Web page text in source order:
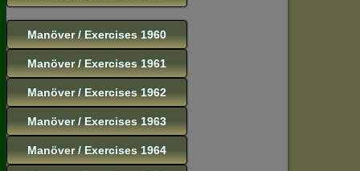
Manöver / Exercises 1960
Manöver / Exercises 1961
Manöver / Exercises 1962
Manöver / Exercises 1963
Manöver / Exercises 1964